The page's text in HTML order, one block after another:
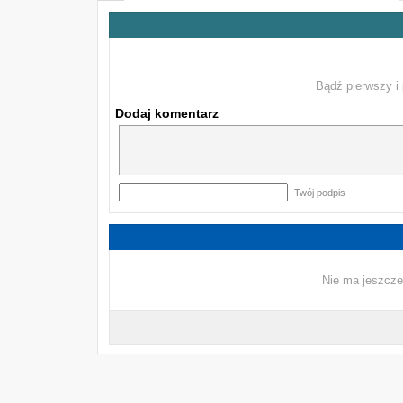
Bądź pierwszy i
Dodaj komentarz
Twój podpis
Nie ma